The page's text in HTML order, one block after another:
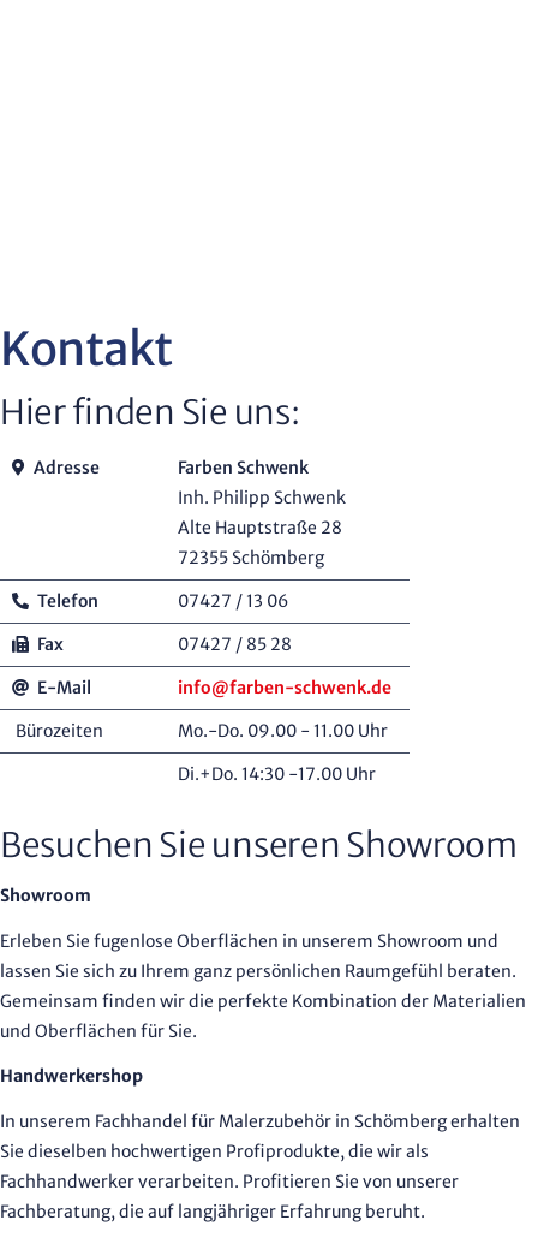
Kontakt
Hier finden Sie uns:
Adresse
Farben Schwenk
Inh. Philipp Schwenk
Alte Hauptstraße 28
72355 Schömberg
Telefon
07427 / 13 06
Fax
07427 / 85 28
E-Mail
info@farben-schwenk.de
Bürozeiten
Mo.-Do. 09.00 - 11.00 Uhr
Di.+Do. 14:30 -17.00 Uhr
Besuchen Sie unseren Showroom
Showroom
Erleben Sie fugenlose Oberflächen in unserem Showroom und
lassen Sie sich zu Ihrem ganz persönlichen Raumgefühl beraten.
Gemeinsam finden wir die perfekte Kombination der Materialien
und Oberflächen für Sie.
Handwerkershop
In unserem Fachhandel für Malerzubehör in Schömberg erhalten
Sie dieselben hochwertigen Profiprodukte, die wir als
Fachhandwerker verarbeiten. Profitieren Sie von unserer
Fachberatung, die auf langjähriger Erfahrung beruht.